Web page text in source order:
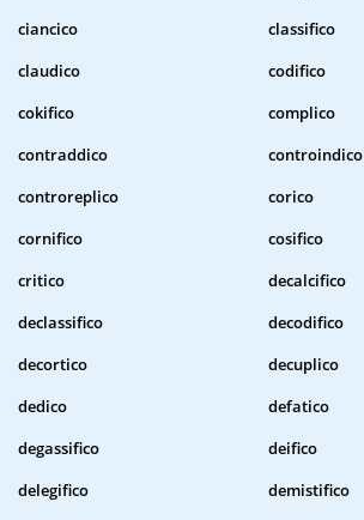
ciancico
classifico
claudico
codifico
cokifico
complico
contraddico
controindico
controreplico
corico
cornifico
cosifico
critico
decalcifico
declassifico
decodifico
decortico
decuplico
dedico
defatico
degassifico
deifico
delegifico
demistifico